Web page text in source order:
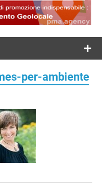
Lancusi
per-ambiente